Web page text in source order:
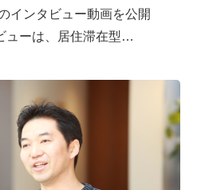
インタビュー動画を公開
ューは、居住滞在型…